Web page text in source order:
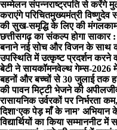
सम्मेलन संपन्नराष्ट्रपति से करेंगे
कराएंगे परिचितमुख्यमंत्री विष्णुदेव
की सुख-समृद्धि के लिए की
छत्तीसगढ़ का संकल्प होगा साकार
बनाने नई सोच और विजन के साथ
उपस्थिति में उत्कृष्ट प्रदर्शन करने
बेटी ने सायकॉमनवेल्थ गेम्स-2026
बहनों और बच्चों से 30 जुलाई तक
की पावन मिट्टी भेजने की अपील
रासायनिक उर्वरकों पर निर्भरता
दिशा‘एक पेड़ माँ के नाम’ अभियान
विद्यार्थियों का किया सम्माननीट में